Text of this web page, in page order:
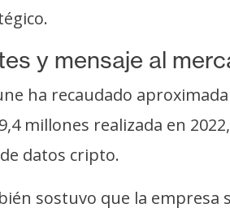
y mensaje al
ha recaudado
millones realizada en
datos cripto.
sostuvo que la empresa